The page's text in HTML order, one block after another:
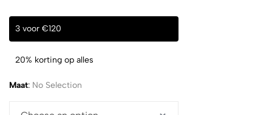
3 voor €120
20% korting op alles
Maat: No Selection